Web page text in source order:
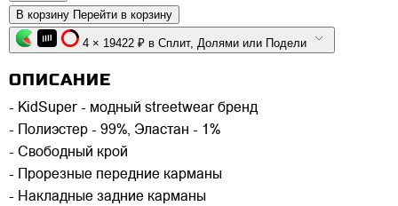
В корзину Перейти в корзину
4 × 19422 ₽ в Сплит, Долями или Подели
ОПИСАНИЕ
- KidSuper - модный streetwear бренд
- Полиэстер - 99%, Эластан - 1%
- Свободный крой
- Прорезные передние карманы
- Накладные задние карманы